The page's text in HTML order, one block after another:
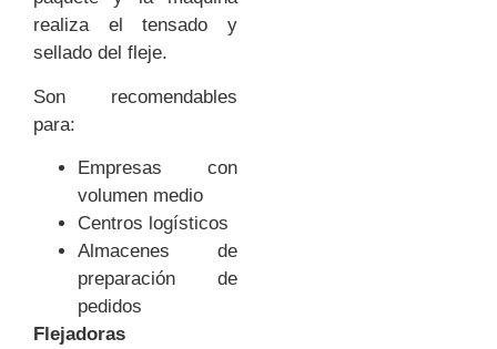
realiza el tensado y
sellado del fleje.
Son recomendables
para:
Empresas con
volumen medio
Centros logísticos
Almacenes de
preparación de
pedidos
Flejadoras